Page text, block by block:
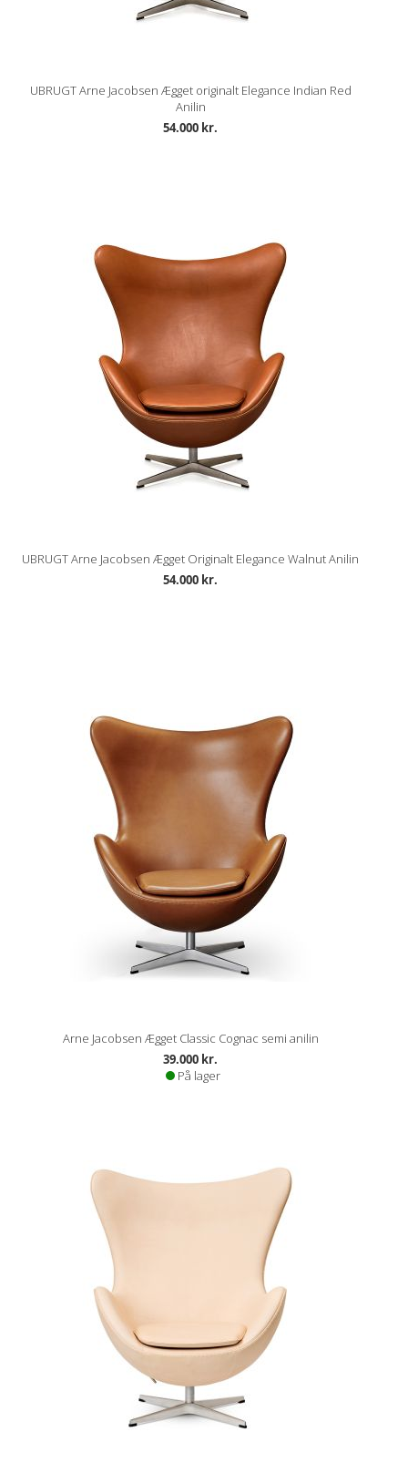
UBRUGT Arne Jacobsen Ægget originalt Elegance Indian Red
Anilin
54.000 kr.
UBRUGT Arne Jacobsen Ægget Originalt Elegance Walnut Anilin
54.000 kr.
Arne Jacobsen Ægget Classic Cognac semi anilin
39.000 kr.
På lager